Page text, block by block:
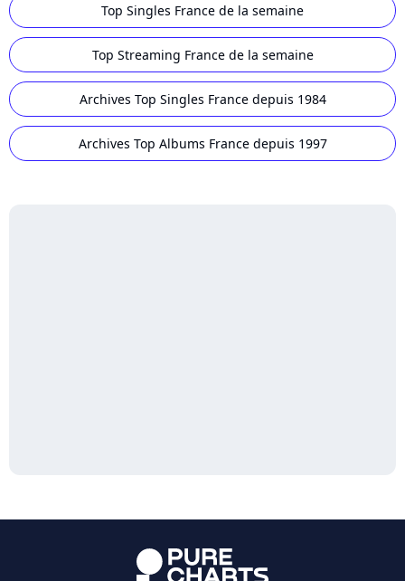
Top Singles France de la semaine
Top Streaming France de la semaine
Archives Top Singles France depuis 1984
Archives Top Albums France depuis 1997